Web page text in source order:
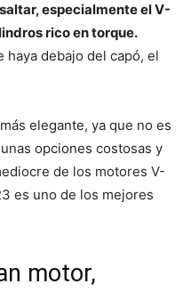
especialmente el V-
rico en torque.
debajo del capó, el
elegante, ya que no es
opciones costosas y
de los motores V-
es uno de los mejores
motor,